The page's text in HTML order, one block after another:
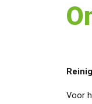
Voor